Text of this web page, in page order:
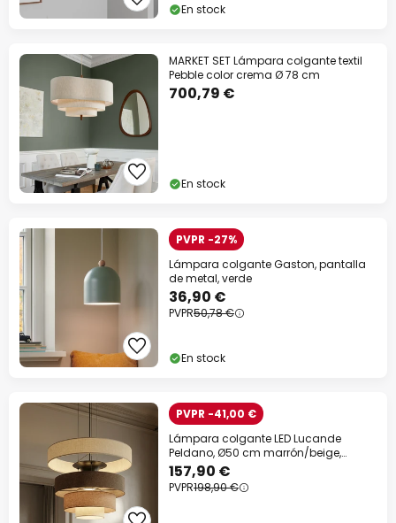
En stock
MARKET SET Lámpara colgante textil
Pebble color crema Ø 78 cm
700,79 €
En stock
PVPR -27%
Lámpara colgante Gaston, pantalla
de metal, verde
36,90 €
PVPR50,78 €
En stock
PVPR -41,00 €
Lámpara colgante LED Lucande
Peldano, Ø50 cm marrón/beige,
atenuable
157,90 €
PVPR198,90 €